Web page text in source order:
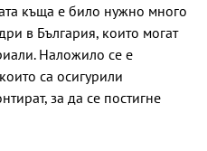
къща е било нужно много
в България, които могат
Наложило се е
са осигурили
за да се постигне